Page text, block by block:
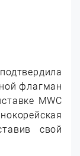
флагман
MWC
свой